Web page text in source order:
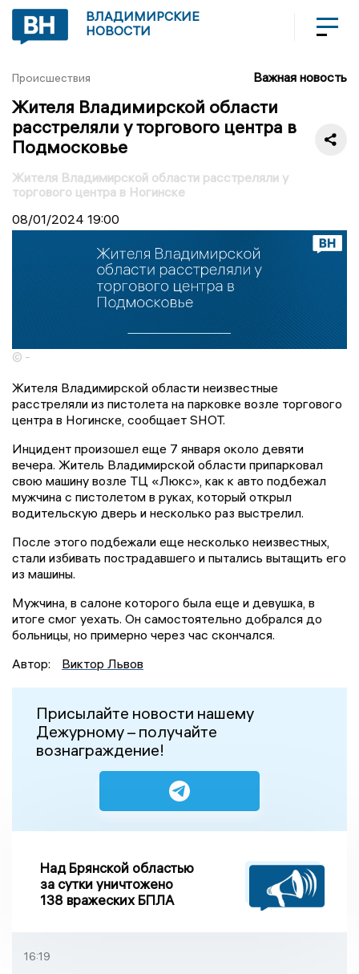
ВЛАДИМИРСКИЕ
НОВОСТИ
Происшествия Важная новость
Жителя Владимирской области
расстреляли у торгового центра в
Подмосковье
Жителя Владимирской области расстреляли у
торгового центра в Ногинске
08/01/2024 19:00
© -
Жителя Владимирской области неизвестные
расстреляли из пистолета на парковке возле торгового
центра в Ногинске, сообщает SHOT.
Инцидент произошел еще 7 января около девяти
вечера. Житель Владимирской области припарковал
свою машину возле ТЦ «Люкс», как к авто подбежал
мужчина с пистолетом в руках, который открыл
водительскую дверь и несколько раз выстрелил.
После этого подбежали еще несколько неизвестных,
стали избивать пострадавшего и пытались вытащить его
из машины.
Мужчина, в салоне которого была еще и девушка, в
итоге смог уехать. Он самостоятельно добрался до
больницы, но примерно через час скончался.
Автор:
Виктор Львов
Присылайте новости нашему
Дежурному – получайте
вознаграждение!
Над Брянской областью
за сутки уничтожено
138 вражеских БПЛА
16:19